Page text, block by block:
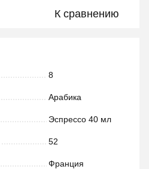
К сравнению
8
Арабика
Эспрессо 40 мл
52
Франция